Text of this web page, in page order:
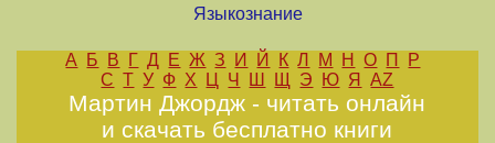
Языкознание
А Б В Г Д Е Ж З И Й К Л М Н О П
Р
С Т У Ф Х Ц Ч Ш Щ Э Ю Я AZ
Мартин Джордж - читать онлайн
и скачать бесплатно книги